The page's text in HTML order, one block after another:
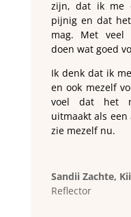
zijn, dat ik me
pijnig en dat
mag. Met veel
doen wat goed
Ik denk dat ik
en ook mezelf
voel dat het
uitmaakt als
zie mezelf nu.
Sandii Zachte,
Reflector